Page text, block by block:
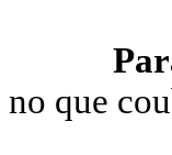
no que